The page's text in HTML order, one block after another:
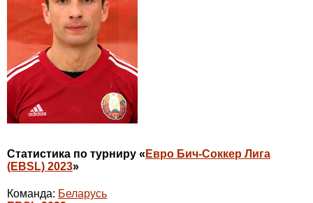
Статистика по турниру « Евро Бич-Соккер Лига
(EBSL) 2023»
Команда: Беларусь